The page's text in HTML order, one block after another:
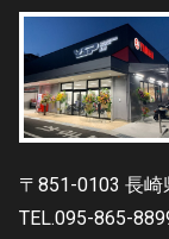
〒851-0103 長崎
TEL.095-865-